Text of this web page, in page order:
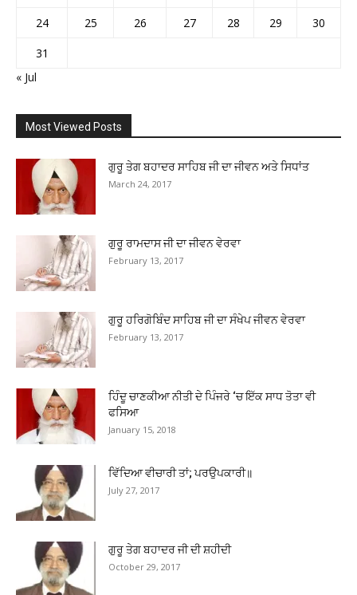
24
25 26 27 28 29
30
31
« Jul
Most Viewed Posts
ਗੁਰੂ ਤੇਗ ਬਹਾਦਰ ਸਾਹਿਬ ਜੀ ਦਾ ਜੀਵਨ ਅਤੇ ਸਿਧਾਂਤ
March 24, 2017
ਗੁਰੂ ਰਾਮਦਾਸ ਜੀ ਦਾ ਜੀਵਨ ਵੇਰਵਾ
February 13, 2017
ਗੁਰੂ ਹਰਿਗੋਬਿੰਦ ਸਾਹਿਬ ਜੀ ਦਾ ਸੰਖੇਪ ਜੀਵਨ ਵੇਰਵਾ
February 13, 2017
ਹਿੰਦੂ ਚਾਣਕੀਆ ਨੀਤੀ ਦੇ ਪਿੰਜਰੇ ‘ਚ ਇੱਕ ਸਾਧ ਤੋਤਾ ਵੀ
ਫਸਿਆ
January 15, 2018
ਵਿੱਦਿਆ ਵੀਚਾਰੀ ਤਾਂ; ਪਰਉਪਕਾਰੀ॥
July 27, 2017
ਗੁਰੂ ਤੇਗ ਬਹਾਦਰ ਜੀ ਦੀ ਸ਼ਹੀਦੀ
October 29, 2017